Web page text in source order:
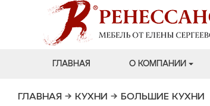
ГЛАВНАЯ О КОМПАНИИ
ГЛАВНАЯ → КУХНИ → БОЛЬШИЕ КУХНИ